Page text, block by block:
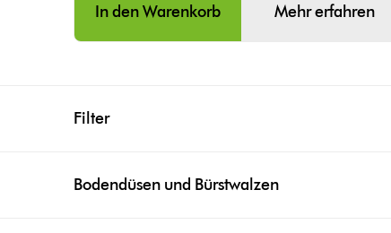
In den Warenkorb Mehr erfahren
Filter
Bodendüsen und Bürstwalzen